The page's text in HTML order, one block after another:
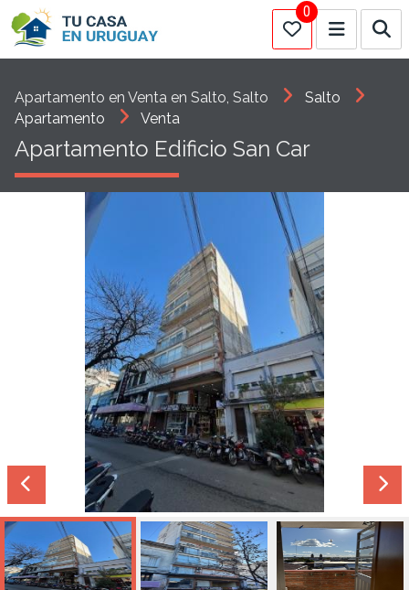
0
Apartamento en Venta en Salto, Salto
Salto
Apartamento
Venta
Apartamento Edificio San Car